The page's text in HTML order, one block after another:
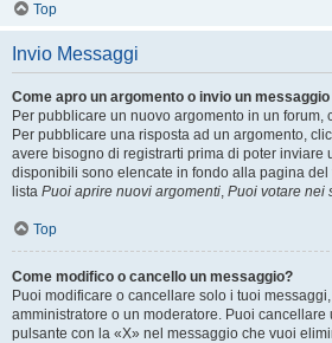
Top
Invio Messaggi
Come apro un argomento o invio un
Per pubblicare un nuovo argomento in un forum,
Per pubblicare una risposta ad un argomento,
avere bisogno di registrarti prima di poter inviare
disponibili sono elencate in fondo alla pagina del
lista Puoi aprire nuovi argomenti, Puoi votare nei
Top
Come modifico o cancello un messaggio?
Puoi modificare o cancellare solo i tuoi
amministratore o un moderatore. Puoi cancellare
pulsante con la «X» nel messaggio che vuoi